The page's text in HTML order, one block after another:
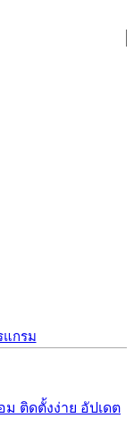
แกรม
ติดตั้งง่าย อัปเดต